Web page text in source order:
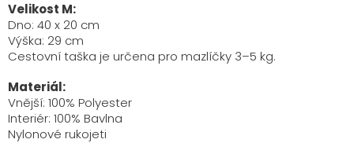
Velikost M:
Dno: 40 x 20 cm
Výška: 29 cm
Cestovní taška je určena pro mazlíčky 3–5 kg.
Materiál:
Vnější: 100% Polyester
Interiér: 100% Bavlna
Nylonové rukojeti